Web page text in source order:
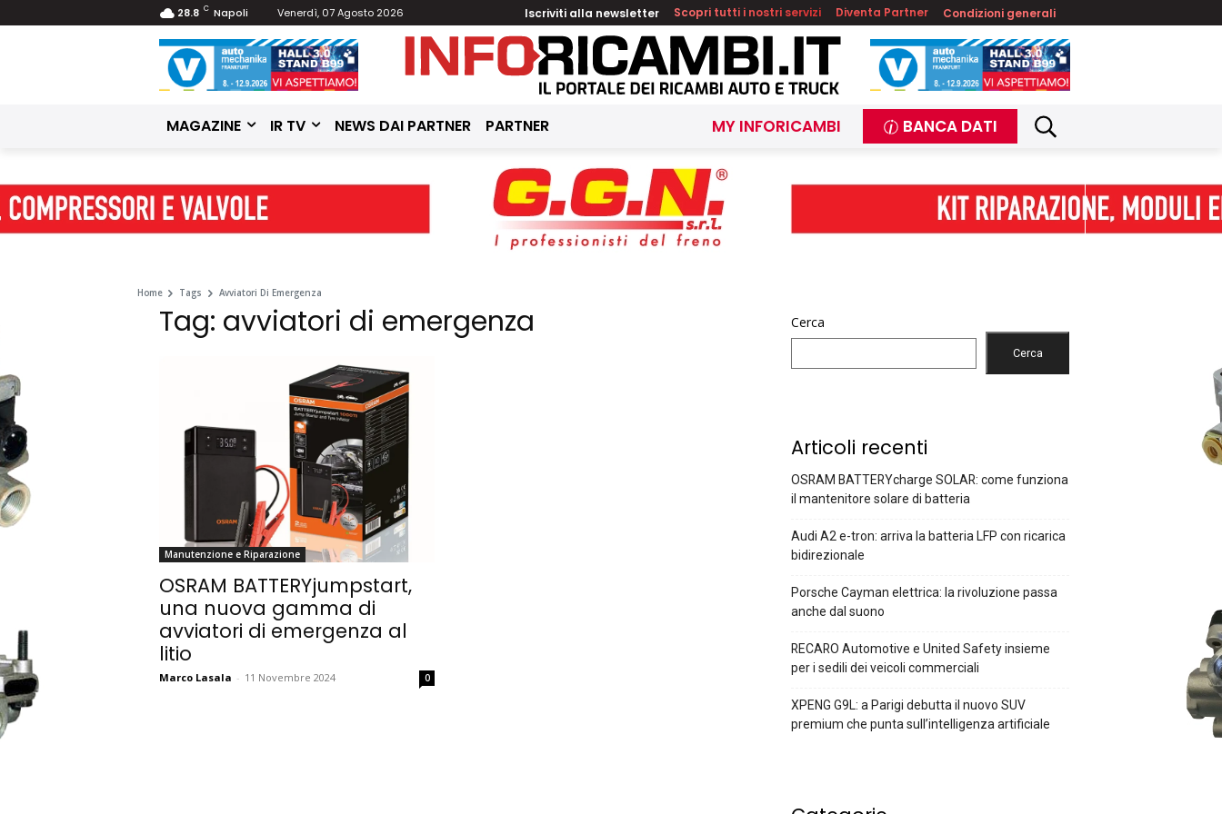
28.8 C Napoli Venerdì, 07 Agosto 2026 Iscriviti alla newsletter Scopri tutti i nostri servizi Diventa Partner Condizioni generali
MAGAZINE IR TV NEWS DAI PARTNER PARTNER MY INFORICAMBI BANCA DATI
Home Tags Avviatori Di Emergenza
Tag: avviatori di emergenza
Manutenzione e Riparazione
OSRAM BATTERYjumpstart,
una nuova gamma di
avviatori di emergenza al
litio
Marco Lasala - 11 Novembre 2024 0
Cerca
Cerca
Articoli recenti
OSRAM BATTERYcharge SOLAR: come funziona
il mantenitore solare di batteria
Audi A2 e-tron: arriva la batteria LFP con ricarica
bidirezionale
Porsche Cayman elettrica: la rivoluzione passa
anche dal suono
RECARO Automotive e United Safety insieme
per i sedili dei veicoli commerciali
XPENG G9L: a Parigi debutta il nuovo SUV
premium che punta sull’intelligenza artificiale